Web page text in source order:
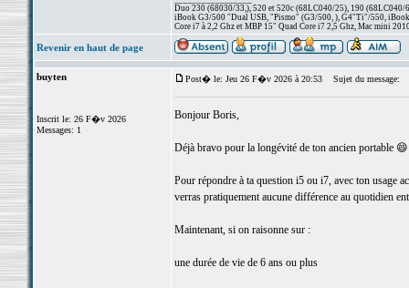
Duo 230 (68030/33,), 520 et 520c (68LC040/25), 190 (68LC040/
iBook G3/500 "Dual USB, "Pismo" (G3/500, ), G4"Ti"/550,
Core i7 à 2,2 Ghz et MBP 15" Quad Core i7 2,5 Ghz, Mac mini
Revenir en haut de page
buyten
Inscrit le: 26 F�v 2026
Messages: 1
Post� le: Jeu 26 F�v 2026 à 20:53 Sujet du message:
Bonjour Boris,
Déjà bravo pour la longévité de ton ancien portable
Pour répondre à ta question i5 ou i7, avec ton usage
verras pratiquement aucune différence au quotidien
Maintenant, si on raisonne sur :
une durée de vie de 6 ans ou plus